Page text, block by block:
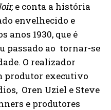
e conta a história
envelhecido e
anos 1930, que é
passado ao tornar-se
O realizador
produtor executivo
Oren Uziel e Steve
e produtores